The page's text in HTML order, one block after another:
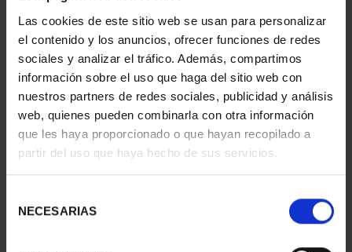
Las cookies de este sitio web se usan para personalizar
el contenido y los anuncios, ofrecer funciones de redes
sociales y analizar el tráfico. Además, compartimos
información sobre el uso que haga del sitio web con
nuestros partners de redes sociales, publicidad y análisis
web, quienes pueden combinarla con otra información
que les haya proporcionado o que hayan recopilado a
partir del uso que haya hecho de sus servicios.
NECESARIAS
PATRIMONIO
NACIONAL I - EL
73,00 €
PATRIMONIO
NACIONAL II - PALACIO